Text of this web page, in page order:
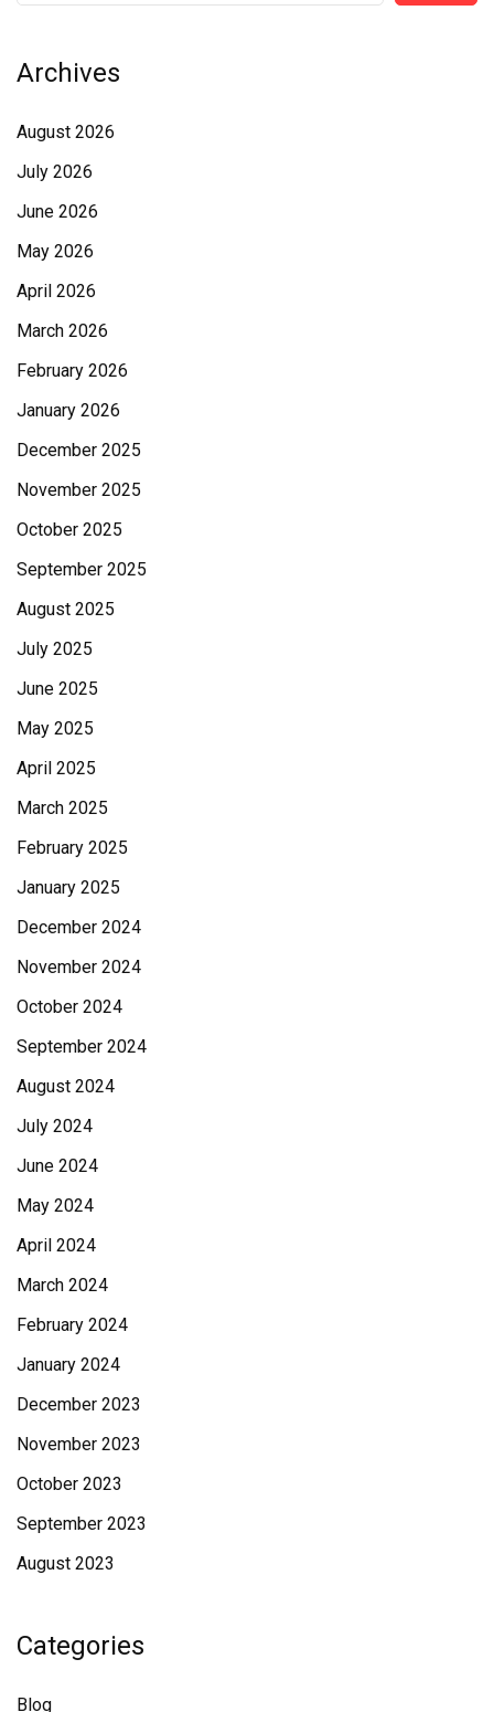
Archives
August 2026
July 2026
June 2026
May 2026
April 2026
March 2026
February 2026
January 2026
December 2025
November 2025
October 2025
September 2025
August 2025
July 2025
June 2025
May 2025
April 2025
March 2025
February 2025
January 2025
December 2024
November 2024
October 2024
September 2024
August 2024
July 2024
June 2024
May 2024
April 2024
March 2024
February 2024
January 2024
December 2023
November 2023
October 2023
September 2023
August 2023
Categories
Blog